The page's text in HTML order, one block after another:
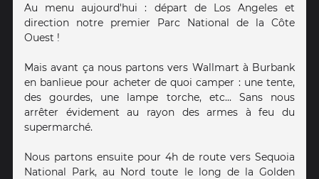
Au menu aujourd'hui : départ de Los Angeles et
direction notre premier Parc National de la Côte
Ouest !
Mais avant ça nous partons vers Wallmart à Burbank
en banlieue pour acheter de quoi camper : une tente,
des gourdes, une lampe torche, etc... Sans nous
arrêter évidement au rayon des armes à feu du
supermarché.
Nous partons ensuite pour 4h de route vers Sequoia
National Park, au Nord toute le long de la Golden